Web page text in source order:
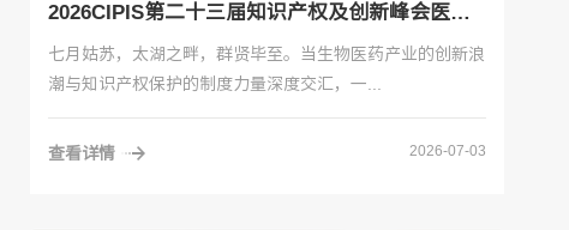
2026CIPIS第二十三届知识产权及创新峰会医药专场成功举办
七月姑苏，太湖之畔，群贤毕至。当生物医药产业的创新浪
潮与知识产权保护的制度力量深度交汇，一...
查看详情 2026-07-03